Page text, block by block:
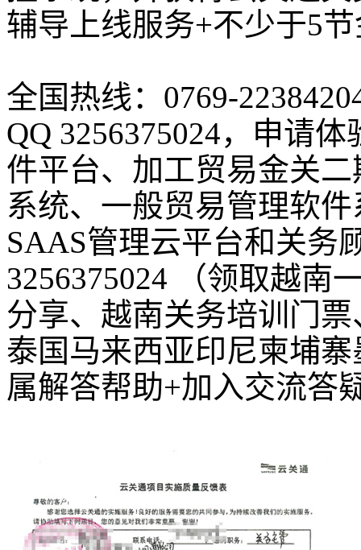
辅导上线服务+不少于5
全国热线：0769-
QQ 3256375024，申请
件平台、加工贸易金关
系统、一般贸易管理软
SAAS管理云平台和关务
3256375024 （领取越南
分享、越南关务培训门
泰国马来西亚印尼柬埔
属解答帮助+加入交流答